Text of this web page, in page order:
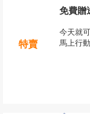
特賣
免費贈
今天就
馬上行動